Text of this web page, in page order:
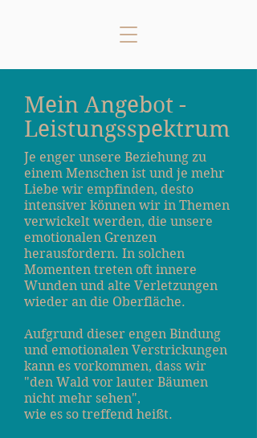
Mein Angebot -
Leistungsspektrum
Je enger unsere Beziehung zu
einem Menschen ist und je mehr
Liebe wir empfinden, desto
intensiver können wir in Themen
verwickelt werden, die unsere
emotionalen Grenzen
herausfordern. In solchen
Momenten treten oft innere
Wunden und alte Verletzungen
wieder an die Oberfläche.
Aufgrund dieser engen Bindung
und emotionalen Verstrickungen
kann es vorkommen, dass wir
"den Wald vor lauter Bäumen
nicht mehr sehen",
wie es so treffend heißt.